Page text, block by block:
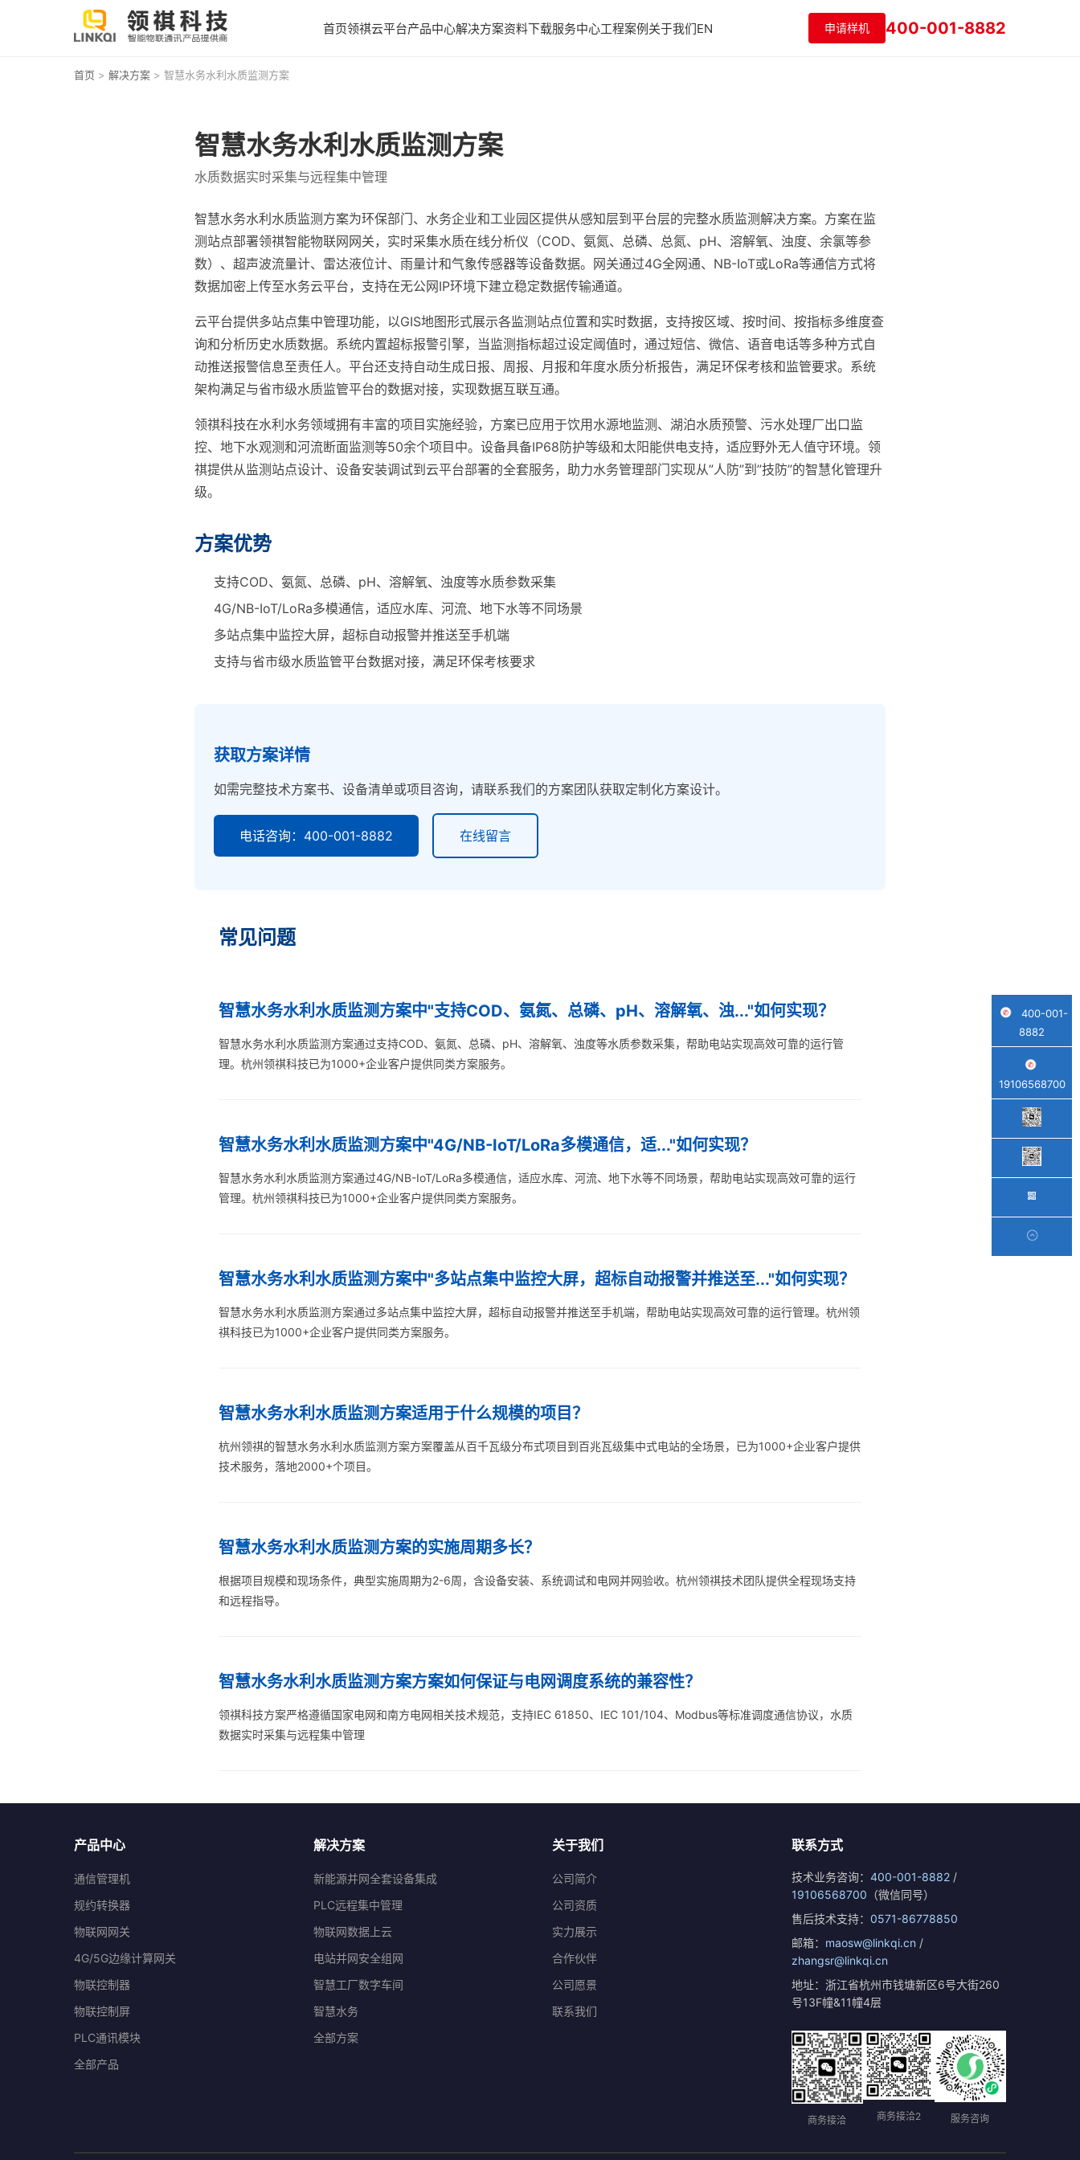
首页领祺云平台产品中心解决方案资料下载服务中心工程案例关于我们EN 申请样机 400-001-8882
首页 > 解决方案 > 智慧水务水利水质监测方案
智慧水务水利水质监测方案
水质数据实时采集与远程集中管理
智慧水务水利水质监测方案为环保部门、水务企业和工业园区提供从感知层到平台层的完整水质监测解决方案。方案在监
测站点部署领祺智能物联网网关，实时采集水质在线分析仪（COD、氨氮、总磷、总氮、pH、溶解氧、浊度、余氯等参
数）、超声波流量计、雷达液位计、雨量计和气象传感器等设备数据。网关通过4G全网通、NB-IoT或LoRa等通信方式将
数据加密上传至水务云平台，支持在无公网IP环境下建立稳定数据传输通道。
云平台提供多站点集中管理功能，以GIS地图形式展示各监测站点位置和实时数据，支持按区域、按时间、按指标多维度查
询和分析历史水质数据。系统内置超标报警引擎，当监测指标超过设定阈值时，通过短信、微信、语音电话等多种方式自
动推送报警信息至责任人。平台还支持自动生成日报、周报、月报和年度水质分析报告，满足环保考核和监管要求。系统
架构满足与省市级水质监管平台的数据对接，实现数据互联互通。
领祺科技在水利水务领域拥有丰富的项目实施经验，方案已应用于饮用水源地监测、湖泊水质预警、污水处理厂出口监
控、地下水观测和河流断面监测等50余个项目中。设备具备IP68防护等级和太阳能供电支持，适应野外无人值守环境。领
祺提供从监测站点设计、设备安装调试到云平台部署的全套服务，助力水务管理部门实现从”人防”到”技防”的智慧化管理升
级。
方案优势
支持COD、氨氮、总磷、pH、溶解氧、浊度等水质参数采集
4G/NB-IoT/LoRa多模通信，适应水库、河流、地下水等不同场景
多站点集中监控大屏，超标自动报警并推送至手机端
支持与省市级水质监管平台数据对接，满足环保考核要求
获取方案详情
如需完整技术方案书、设备清单或项目咨询，请联系我们的方案团队获取定制化方案设计。
电话咨询：400-001-8882 在线留言
常见问题
智慧水务水利水质监测方案中"支持COD、氨氮、总磷、pH、溶解氧、浊..."如何实现？
智慧水务水利水质监测方案通过支持COD、氨氮、总磷、pH、溶解氧、浊度等水质参数采集，帮助电站实现高效可靠的运行管
理。杭州领祺科技已为1000+企业客户提供同类方案服务。
智慧水务水利水质监测方案中"4G/NB-IoT/LoRa多模通信，适..."如何实现？
智慧水务水利水质监测方案通过4G/NB-IoT/LoRa多模通信，适应水库、河流、地下水等不同场景，帮助电站实现高效可靠的运行
管理。杭州领祺科技已为1000+企业客户提供同类方案服务。
智慧水务水利水质监测方案中"多站点集中监控大屏，超标自动报警并推送至..."如何实现？
智慧水务水利水质监测方案通过多站点集中监控大屏，超标自动报警并推送至手机端，帮助电站实现高效可靠的运行管理。杭州领
祺科技已为1000+企业客户提供同类方案服务。
智慧水务水利水质监测方案适用于什么规模的项目？
杭州领祺的智慧水务水利水质监测方案方案覆盖从百千瓦级分布式项目到百兆瓦级集中式电站的全场景，已为1000+企业客户提供
技术服务，落地2000+个项目。
智慧水务水利水质监测方案的实施周期多长？
根据项目规模和现场条件，典型实施周期为2-6周，含设备安装、系统调试和电网并网验收。杭州领祺技术团队提供全程现场支持
和远程指导。
智慧水务水利水质监测方案方案如何保证与电网调度系统的兼容性？
领祺科技方案严格遵循国家电网和南方电网相关技术规范，支持IEC 61850、IEC 101/104、Modbus等标准调度通信协议，水质
数据实时采集与远程集中管理
产品中心
通信管理机
规约转换器
物联网网关
4G/5G边缘计算网关
物联控制器
物联控制屏
PLC通讯模块
全部产品
解决方案
新能源并网全套设备集成
PLC远程集中管理
物联网数据上云
电站并网安全组网
智慧工厂数字车间
智慧水务
全部方案
关于我们
公司简介
公司资质
实力展示
合作伙伴
公司愿景
联系我们
联系方式
技术业务咨询： 400-001-8882/
19106568700 （微信同号）
售后技术支持： 0571-86778850
邮箱： maosw@linkqi.cn /
zhangsr@linkqi.cn
地址：浙江省杭州市钱塘新区6号大街260
号13F幢&11幢4层
商务接洽 商务接洽2 服务咨询
400-001-
8882
19106568700